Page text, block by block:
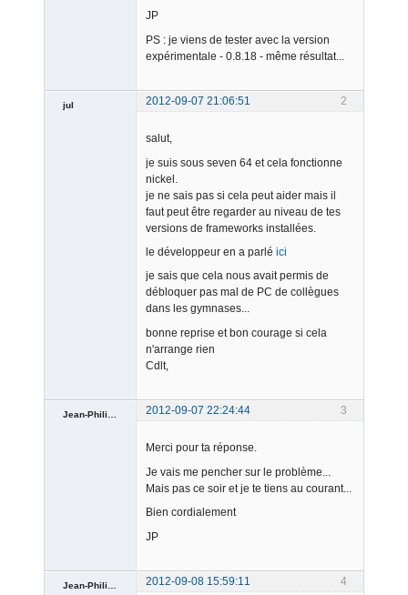
JP
PS : je viens de tester avec la version
expérimentale - 0.8.18 - même résultat...
2
jul
2012-09-07 21:06:51
salut,
je suis sous seven 64 et cela fonctionne
nickel.
je ne sais pas si cela peut aider mais il
faut peut être regarder au niveau de tes
versions de frameworks installées.
le développeur en a parlé ici
je sais que cela nous avait permis de
débloquer pas mal de PC de collègues
dans les gymnases...
bonne reprise et bon courage si cela
n'arrange rien
Cdlt,
3
Jean-Philippe 2012-09-07 22:24:44
Merci pour ta réponse.
Je vais me pencher sur le problème...
Mais pas ce soir et je te tiens au courant...
Bien cordialement
JP
4
2012-09-08 15:59:11